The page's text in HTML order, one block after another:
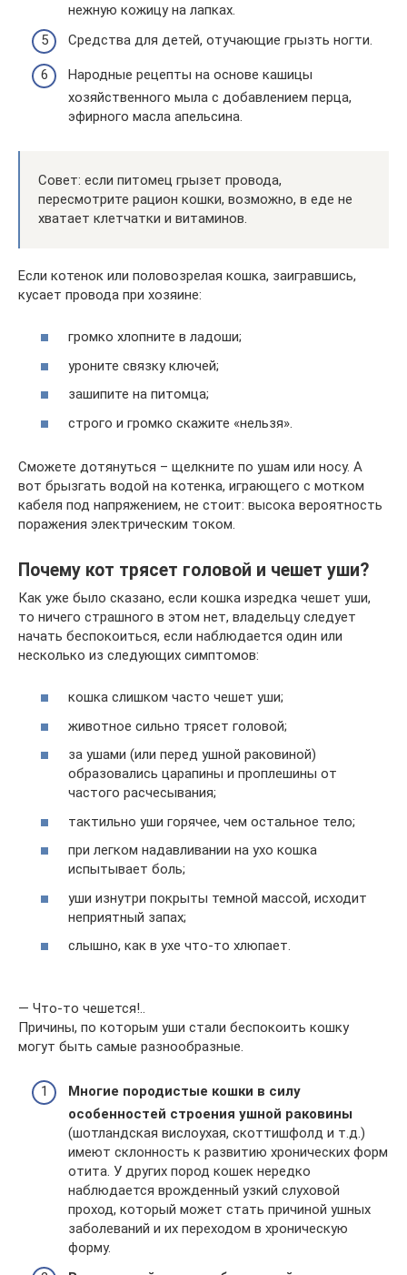
нежную кожицу на лапках.
Средства для детей, отучающие грызть ногти.
Народные рецепты на основе кашицы
хозяйственного мыла с добавлением перца,
эфирного масла апельсина.
Совет: если питомец грызет провода,
пересмотрите рацион кошки, возможно, в еде не
хватает клетчатки и витаминов.
Если котенок или половозрелая кошка, заигравшись,
кусает провода при хозяине:
громко хлопните в ладоши;
уроните связку ключей;
зашипите на питомца;
строго и громко скажите «нельзя».
Сможете дотянуться – щелкните по ушам или носу. А
вот брызгать водой на котенка, играющего с мотком
кабеля под напряжением, не стоит: высока вероятность
поражения электрическим током.
Почему кот трясет головой и чешет уши?
Как уже было сказано, если кошка изредка чешет уши,
то ничего страшного в этом нет, владельцу следует
начать беспокоиться, если наблюдается один или
несколько из следующих симптомов:
кошка слишком часто чешет уши;
животное сильно трясет головой;
за ушами (или перед ушной раковиной)
образовались царапины и проплешины от
частого расчесывания;
тактильно уши горячее, чем остальное тело;
при легком надавливании на ухо кошка
испытывает боль;
уши изнутри покрыты темной массой, исходит
неприятный запах;
слышно, как в ухе что-то хлюпает.
— Что-то чешется!..
Причины, по которым уши стали беспокоить кошку
могут быть самые разнообразные.
Многие породистые кошки в силу
особенностей строения ушной раковины
(шотландская вислоухая, скоттишфолд и т.д.)
имеют склонность к развитию хронических форм
отита. У других пород кошек нередко
наблюдается врожденный узкий слуховой
проход, который может стать причиной ушных
заболеваний и их переходом в хроническую
форму.